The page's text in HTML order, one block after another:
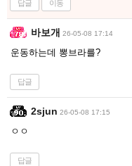
답글 이동
바보개 26-05-08 17:14
운동하는데 뽕브라를?
답글
2sjun 26-05-08 17:15
ㅇㅇ
답글